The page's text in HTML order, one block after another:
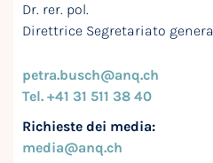
Dr. rer. pol.
Direttrice Segretariato
petra.busch@anq.ch
Tel. +41 31 511 38 40
Richieste dei media:
media@anq.ch